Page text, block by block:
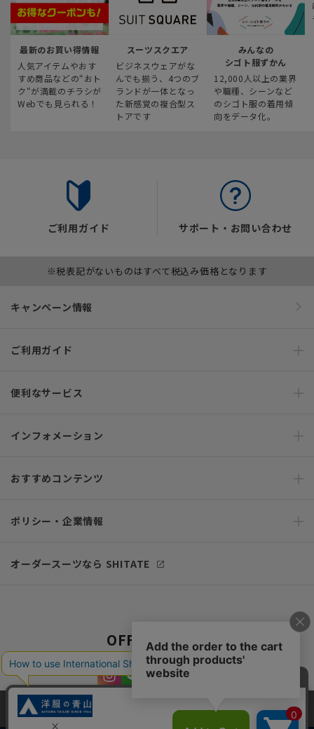
最新のお買い得情報
人気アイテムやおす
すめ商品などの“おト
ク“が満載のチラシが
Webでも見られる！
スーツスクエア
ビジネスウェアがな
んでも揃う、4つのブ
ランドが一体となっ
た新感覚の複合型ス
トアです
みんなの
シゴト服ずかん
12,000人以上の業界
や職種、シーンなど
のシゴト服の着用傾
向をデータ化。
ご利用ガイド サポート・お問い合わせ
※税表記がないものはすべて税込み価格となります
キャンペーン情報
ご利用ガイド
便利なサービス
インフォメーション
おすすめコンテンツ
ポリシー・企業情報
オーダースーツなら SHITATE
OFFICIAL SNS